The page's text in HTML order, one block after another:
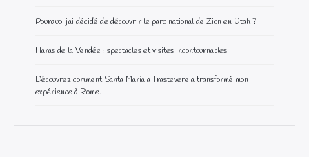
Pourquoi j’ai décidé de découvrir le parc national de Zion en Utah ?
Haras de la Vendée : spectacles et visites incontournables
Découvrez comment Santa Maria a Trastevere a transformé mon
expérience à Rome.